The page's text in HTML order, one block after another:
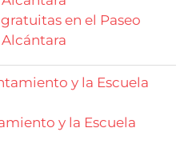
en el Paseo
y la Escuela